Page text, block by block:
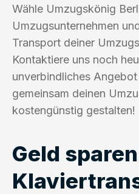
Wähle Umzugskönig
Umzugsunternehmen
Transport deiner
Kontaktiere uns noch
unverbindliches
gemeinsam deinen
kostengünstig gestalten!
Geld